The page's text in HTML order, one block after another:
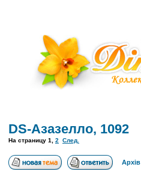
DS-Азазелло, 1092
На страницу 1 2 След.
Архів